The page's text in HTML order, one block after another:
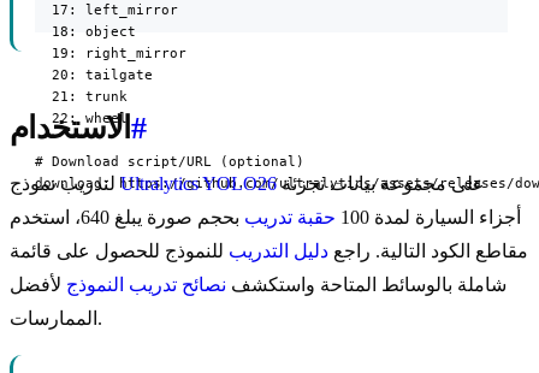
  17: left_mirror
  18: object
  19: right_mirror
  20: tailgate
  21: trunk
  22: wheel
# Download script/URL (optional)
download: https://github.com/ultralytics/assets/releases/
الاستخدام#
Ultralytics YOLO26على مجموعة بيانات تجزئة
أجزاء السيارة لمدة 100
حقبة تدريب
بحجم صورة يبلغ 640، استخدم
مقاطع الكود التالية. راجع دليل التدريب للنموذج للحصول على قائمة
شاملة بالوسائط المتاحة واستكشف نصائح تدريب النموذج لأفضل
الممارسات.